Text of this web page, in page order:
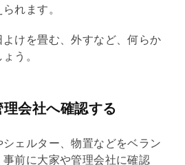
れます。
けを畳む、外すなど、何らか
う。
会社へ確認する
ェルター、物置などをベラン
事前に大家や管理会社に確認